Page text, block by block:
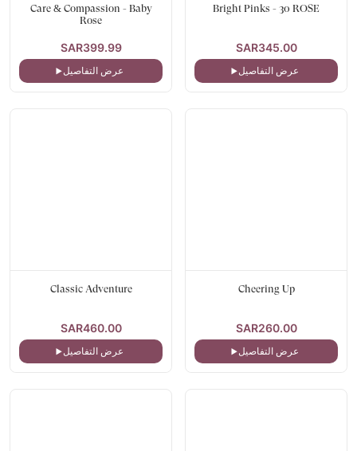
Bright Pinks - 30 ROSE
SAR345.00
عرض التفاصيل
Care & Compassion - Baby
Rose
SAR399.99
عرض التفاصيل
Cheering Up
SAR260.00
عرض التفاصيل
Classic Adventure
SAR460.00
عرض التفاصيل